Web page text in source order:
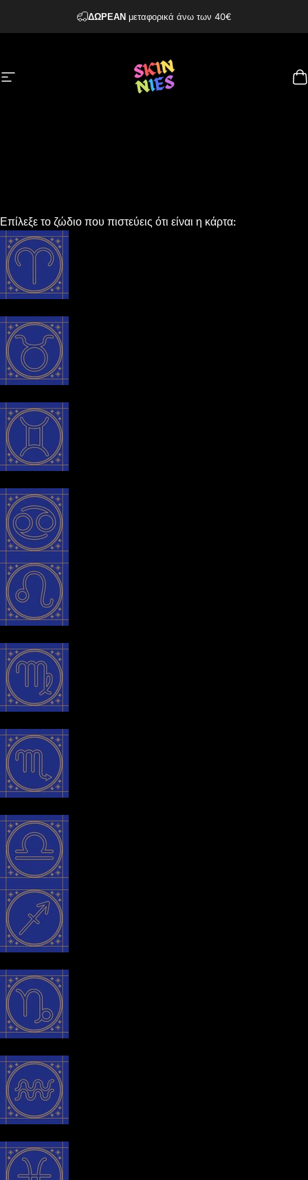
ΔΩΡΕΑΝμεταφορικά άνω των 40€
Πλοήγηση στον ιστότοπο Made by Skinnies
Επίλεξε το ζώδιο που πιστεύεις ότι είναι η κάρτα: